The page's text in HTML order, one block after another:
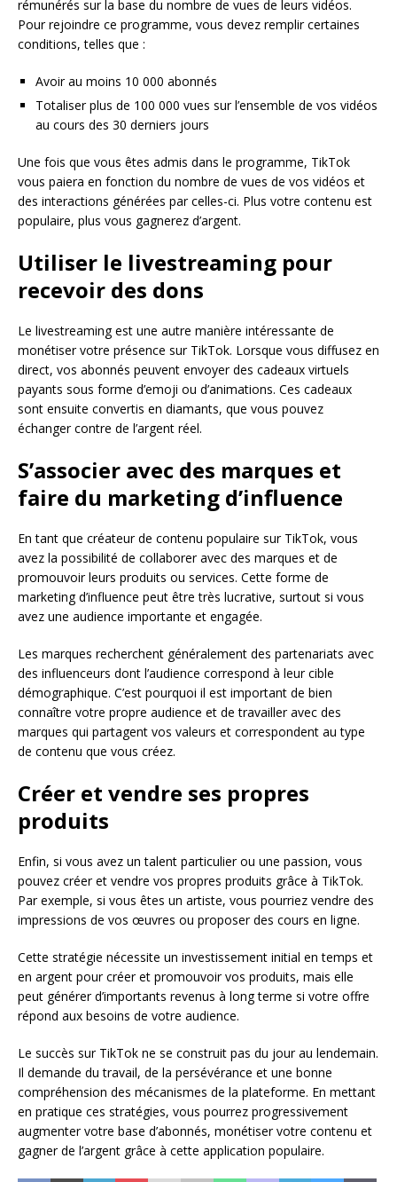
rémunérés sur la base du nombre de vues de leurs vidéos.
Pour rejoindre ce programme, vous devez remplir certaines
conditions, telles que :
Avoir au moins 10 000 abonnés
Totaliser plus de 100 000 vues sur l’ensemble de vos vidéos
au cours des 30 derniers jours
Une fois que vous êtes admis dans le programme, TikTok
vous paiera en fonction du nombre de vues de vos vidéos et
des interactions générées par celles-ci. Plus votre contenu est
populaire, plus vous gagnerez d’argent.
Utiliser le livestreaming pour
recevoir des dons
Le livestreaming est une autre manière intéressante de
monétiser votre présence sur TikTok. Lorsque vous diffusez en
direct, vos abonnés peuvent envoyer des cadeaux virtuels
payants sous forme d’emoji ou d’animations. Ces cadeaux
sont ensuite convertis en diamants, que vous pouvez
échanger contre de l’argent réel.
S’associer avec des marques et
faire du marketing d’influence
En tant que créateur de contenu populaire sur TikTok, vous
avez la possibilité de collaborer avec des marques et de
promouvoir leurs produits ou services. Cette forme de
marketing d’influence peut être très lucrative, surtout si vous
avez une audience importante et engagée.
Les marques recherchent généralement des partenariats avec
des influenceurs dont l’audience correspond à leur cible
démographique. C’est pourquoi il est important de bien
connaître votre propre audience et de travailler avec des
marques qui partagent vos valeurs et correspondent au type
de contenu que vous créez.
Créer et vendre ses propres
produits
Enfin, si vous avez un talent particulier ou une passion, vous
pouvez créer et vendre vos propres produits grâce à TikTok.
Par exemple, si vous êtes un artiste, vous pourriez vendre des
impressions de vos œuvres ou proposer des cours en ligne.
Cette stratégie nécessite un investissement initial en temps et
en argent pour créer et promouvoir vos produits, mais elle
peut générer d’importants revenus à long terme si votre offre
répond aux besoins de votre audience.
Le succès sur TikTok ne se construit pas du jour au lendemain.
Il demande du travail, de la persévérance et une bonne
compréhension des mécanismes de la plateforme. En mettant
en pratique ces stratégies, vous pourrez progressivement
augmenter votre base d’abonnés, monétiser votre contenu et
gagner de l’argent grâce à cette application populaire.